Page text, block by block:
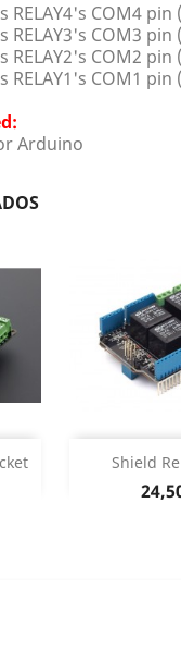
COM4 pin
COM3 pin
COM2 pin
COM1 pin
Arduino
Shield
Dados